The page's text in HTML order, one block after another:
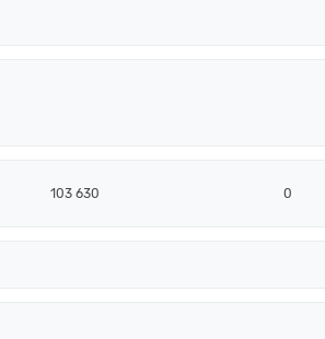
103 630 0